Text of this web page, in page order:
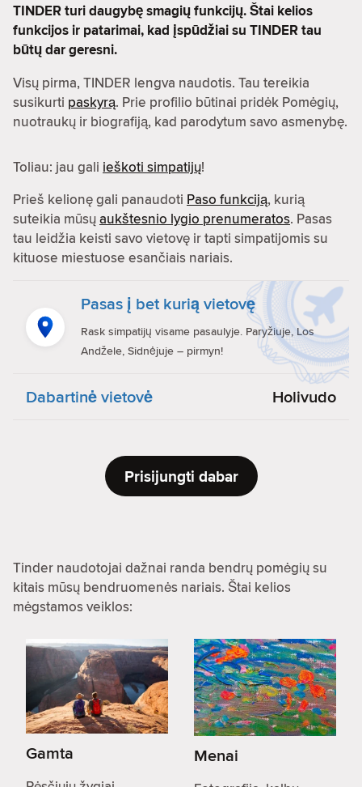
TINDER turi daugybę smagių funkcijų. Štai kelios
funkcijos ir patarimai, kad įspūdžiai su TINDER tau
būtų dar geresni.
Visų pirma, TINDER lengva naudotis. Tau tereikia
susikurti paskyrą. Prie profilio būtinai pridėk Pomėgių,
nuotraukų ir biografiją, kad parodytum savo asmenybę.
Toliau: jau gali ieškoti simpatijų!
Prieš kelionę gali panaudoti Paso funkciją, kurią
suteikia mūsųaukštesnio lygio prenumeratos. Pasas
tau leidžia keisti savo vietovę ir tapti simpatijomis su
kituose miestuose esančiais nariais.
Pasas į bet kurią vietovę
Rask simpatijų visame pasaulyje. Paryžiuje, Los
Andžele, Sidnėjuje – pirmyn!
Dabartinė vietovė Holivudo
Prisijungti dabar
Tinder naudotojai dažnai randa bendrų pomėgių su
kitais mūsų bendruomenės nariais. Štai kelios
mėgstamos veiklos:
Gamta Menai